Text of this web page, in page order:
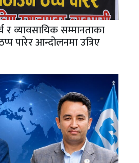
व्यावसायिक सम्मानताका
पारेर आन्दोलनमा उत्रिए